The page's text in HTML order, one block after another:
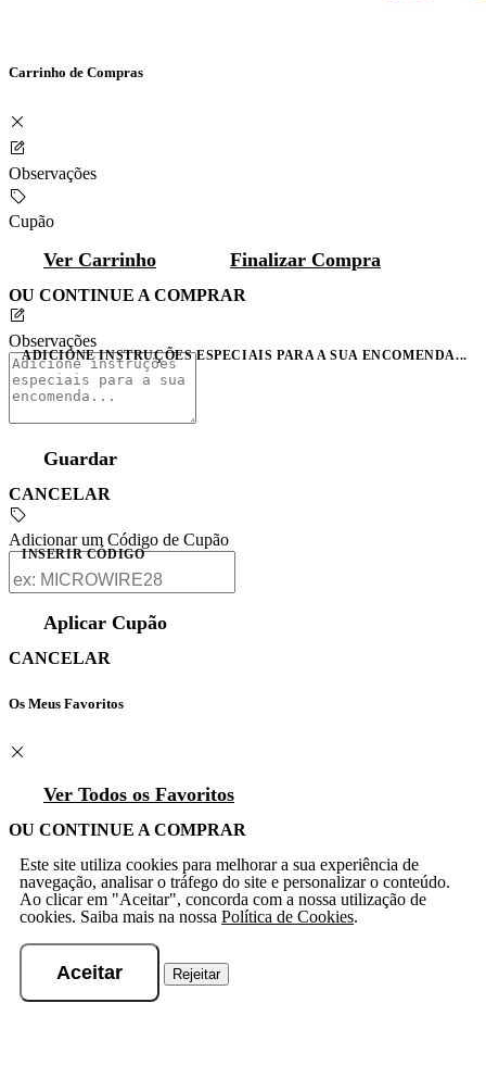
Carrinho de Compras
Observações
Cupão
Ver Carrinho Finalizar Compra
OU CONTINUE A COMPRAR
Observações
ADICIONE INSTRUÇÕES ESPECIAIS PARA A SUA ENCOMENDA...
Guardar
CANCELAR
Adicionar um Código de Cupão
INSERIR CÓDIGO
Aplicar Cupão
CANCELAR
Os Meus Favoritos
Ver Todos os Favoritos
OU CONTINUE A COMPRAR
Este site utiliza cookies para melhorar a sua experiência de
navegação, analisar o tráfego do site e personalizar o conteúdo.
Ao clicar em "Aceitar", concorda com a nossa utilização de
cookies. Saiba mais na nossa Política de Cookies.
Aceitar Rejeitar